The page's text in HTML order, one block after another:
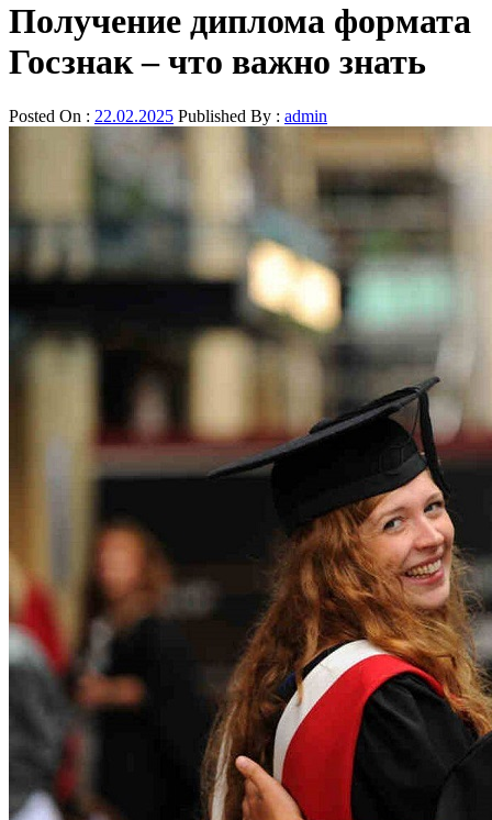
Получение диплома формата
Госзнак – что важно знать
Posted On : 22.02.2025 Published By : admin